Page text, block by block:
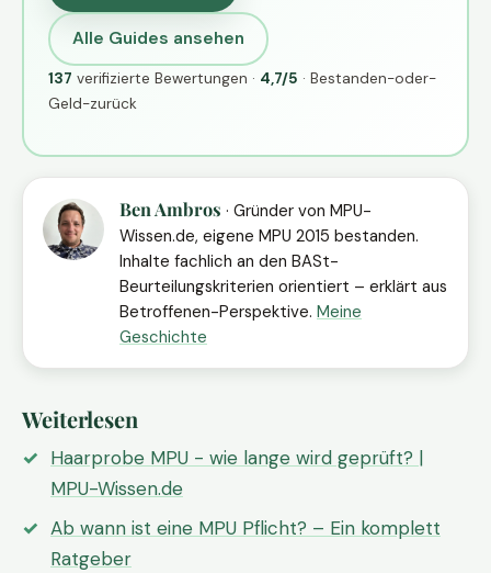
Alle Guides ansehen
137 verifizierte Bewertungen · 4,7/5 · Bestanden-oder-
Geld-zurück
Ben Ambros · Gründer von MPU-
Wissen.de, eigene MPU 2015 bestanden.
Inhalte fachlich an den BASt-
Beurteilungskriterien orientiert – erklärt aus
Betroffenen-Perspektive. Meine
Geschichte
Weiterlesen
Haarprobe MPU - wie lange wird geprüft? |
MPU-Wissen.de
Ab wann ist eine MPU Pflicht? – Ein komplett
Ratgeber